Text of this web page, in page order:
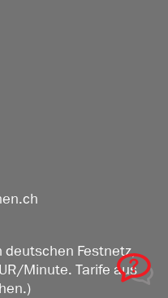
Festnetz,
Minute. Tarife aus